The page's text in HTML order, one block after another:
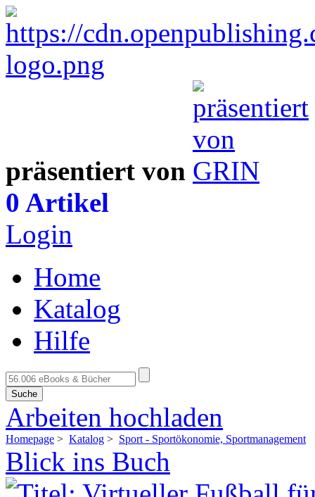
präsentiert von
0 Artikel
Login
Home
Katalog
Hilfe
Suche
Arbeiten hochladen
Homepage > Katalog > Sport - Sportökonomie, Sportmanagement
Blick ins Buch